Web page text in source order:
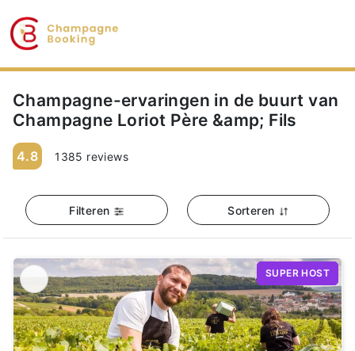
Champagne-ervaringen in de buurt van
Champagne Loriot Père &amp; Fils
4.8 1385 reviews
Filteren Sorteren
SUPER HOST